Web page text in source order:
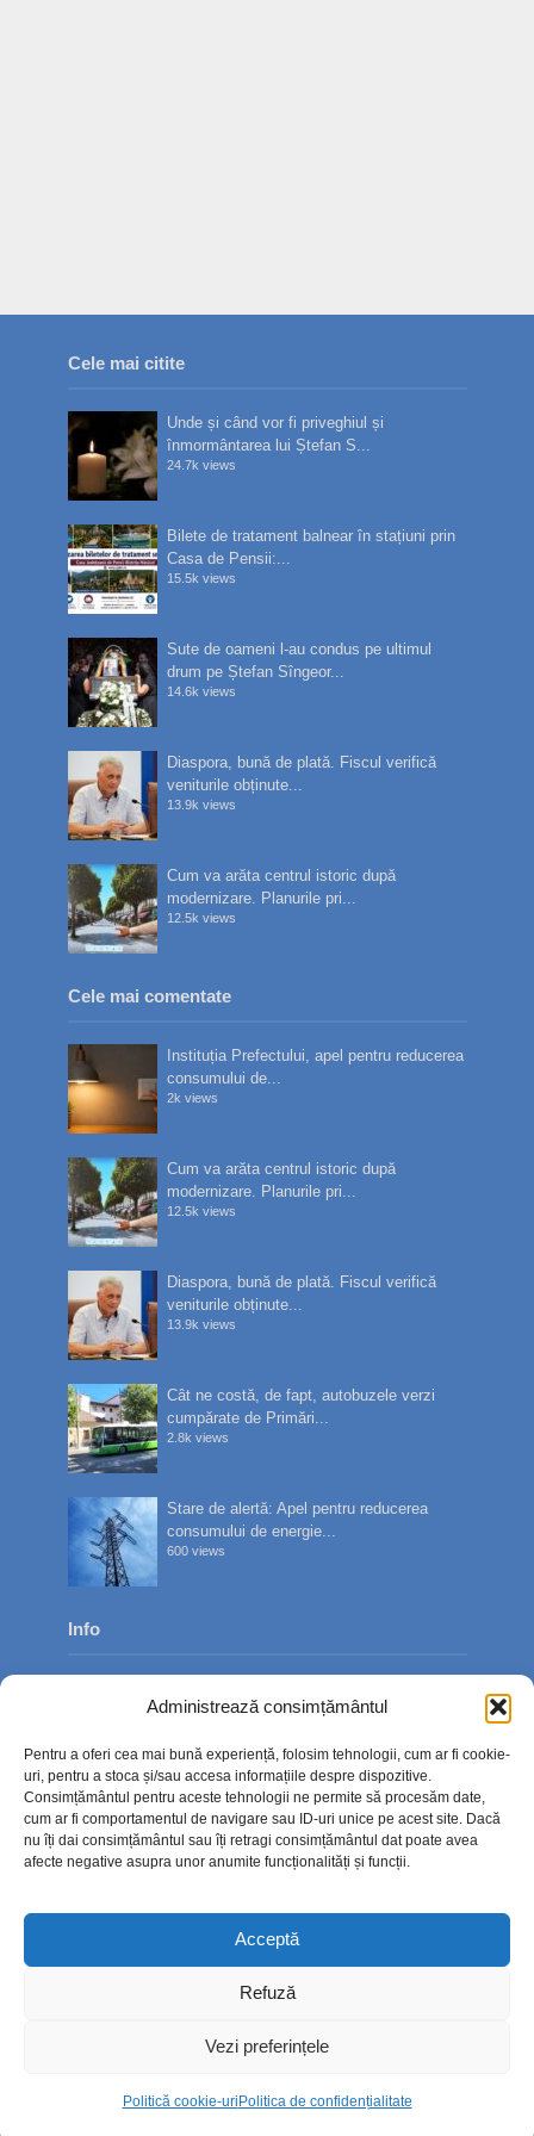
Administrează consimțământul
Pentru a oferi cea mai bună experiență, folosim tehnologii, cum ar fi cookie-
uri, pentru a stoca și/sau accesa informațiile despre dispozitive.
Consimțământul pentru aceste tehnologii ne permite să procesăm date,
cum ar fi comportamentul de navigare sau ID-uri unice pe acest site. Dacă
nu îți dai consimțământul sau îți retragi consimțământul dat poate avea
afecte negative asupra unor anumite funcționalități și funcții.
Acceptă
Refuză
Vezi preferințele
Politică cookie-uriPolitica de confidențialitate
Cele mai citite
Unde și când vor fi priveghiul și
înmormântarea lui Ștefan S...
24.7k views
Bilete de tratament balnear în stațiuni prin
Casa de Pensii:...
15.5k views
Sute de oameni l-au condus pe ultimul
drum pe Ștefan Sîngeor...
14.6k views
Diaspora, bună de plată. Fiscul verifică
veniturile obținute...
13.9k views
Cum va arăta centrul istoric după
modernizare. Planurile pri...
12.5k views
Cele mai comentate
Instituția Prefectului, apel pentru reducerea
consumului de...
2k views
Cum va arăta centrul istoric după
modernizare. Planurile pri...
12.5k views
Diaspora, bună de plată. Fiscul verifică
veniturile obținute...
13.9k views
Cât ne costă, de fapt, autobuzele verzi
cumpărate de Primări...
2.8k views
Stare de alertă: Apel pentru reducerea
consumului de energie...
600 views
Info
Contact
Politica de confidențialitate
Politică cookie-uri (UE)
Copyright © 2026. TimpOnline.ro